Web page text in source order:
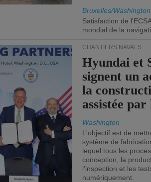
Bruxelles/Washington
Satisfaction de
mondial de la
CHANTIERS NAVALS
Hyundai et
signent un
la
assistée
Washington
L'objectif est de
système de
lequel tous les
conception, la
l'inspection et les
numériquement.